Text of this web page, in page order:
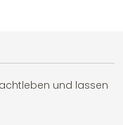
und lassen